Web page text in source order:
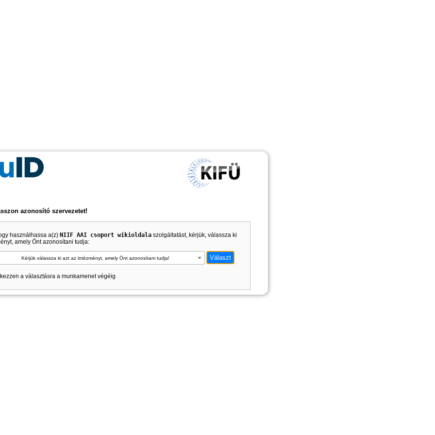
azonosító szervezetet!
használhassa a(z) NIIF AAI csoport wikioldala szolgáltatást, kérjük, válassza ki
amely Önt azonosítani tudja:
Kérjük válassza ki azt az intézményt, amely Önt azonosítani tudja!
a választásra a munkamenet végéig